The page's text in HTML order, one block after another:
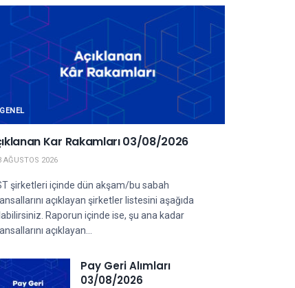
GENEL
Kar Rakamları 03/08/2026
AĞUSTOS 2026
şirketleri içinde dün akşam/bu sabah
açıklayan şirketler listesini aşağıda
Raporun içinde ise, şu ana kadar
açıklayan...
Pay Geri Alımları
03/08/2026